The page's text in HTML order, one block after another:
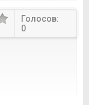
Голосов:
0